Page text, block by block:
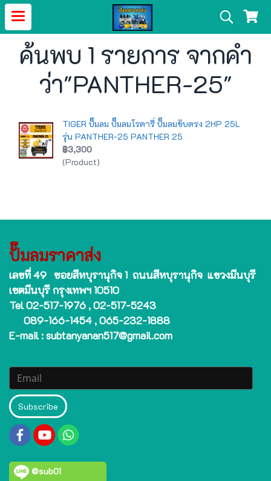
ค้นพบ 1 รายการ จากคำ
ว่า"PANTHER-25"
TIGER ปั๊มลม ปั๊มลมโรตารี่ ปั๊มลมขับตรง 2HP 25L
รุ่น PANTHER-25 PANTHER 25
฿3,300
(Product)
ปั๊มลมราคาส่ง
เลขที่ 49 ซอยสีหบุรานุกิจ 1 ถนนสีหบุรานุกิจ แขวงมีนบุรี
เขตมีนบุรี กรุงเทพฯ 10510
Tel 02-517-1976 , 02-517-5243
089-166-1454 , 065-232-1888
E-mail : subtanyanan517@gmail.com
Subscribe
@sub01